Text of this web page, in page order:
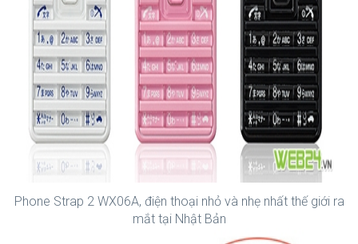
Phone Strap 2 WX06A, điện thoại nhỏ và nhẹ nhất thế giới ra
mắt tại Nhật Bản